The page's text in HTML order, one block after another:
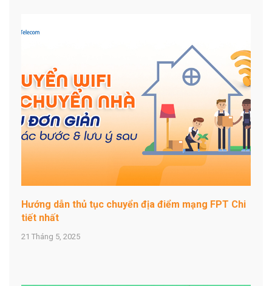
Hướng dẫn thủ tục chuyển địa điểm mạng FPT Chi
tiết nhất
21 Tháng 5, 2025